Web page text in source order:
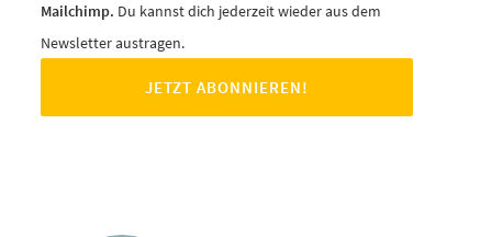
Mailchimp. Du kannst dich jederzeit wieder aus dem
Newsletter austragen.